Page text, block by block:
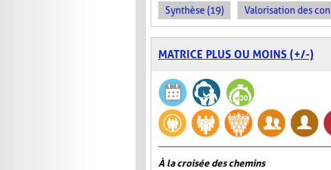
Synthèse (19) Valorisation des
MATRICE PLUS OU MOINS (+/-)
À la croisée des chemins